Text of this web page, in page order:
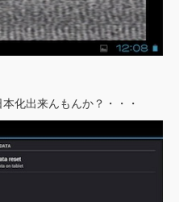
化出来んもんか？・・・